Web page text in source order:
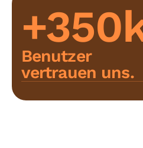
Benutzer
vertrauen uns.